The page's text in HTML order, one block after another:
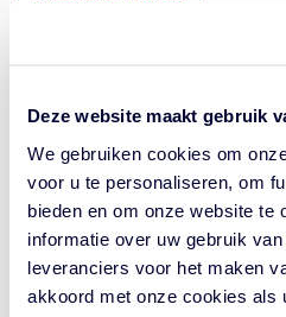
Deze website maakt gebruik
We gebruiken cookies om
voor u te personaliseren, om
bieden en om onze website te
informatie over uw gebruik
leveranciers voor het maken
akkoord met onze cookies als
gebruikelijke manier om risico’s
kansdenken beter bekijkt, brengt
mee. In een serie van drie
aspecten van dit kansdenken.
kansdenken zo verleidelijk is.